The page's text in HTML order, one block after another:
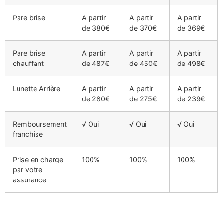
Pare brise
A partir
de 380€
A partir
de 370€
A partir
de 369€
Pare brise
chauffant
A partir
de 487€
A partir
de 450€
A partir
de 498€
Lunette Arrière
A partir
de 280€
A partir
de 275€
A partir
de 239€
Remboursement
franchise
√ Oui √ Oui √ Oui
Prise en charge
par votre
assurance
100% 100% 100%